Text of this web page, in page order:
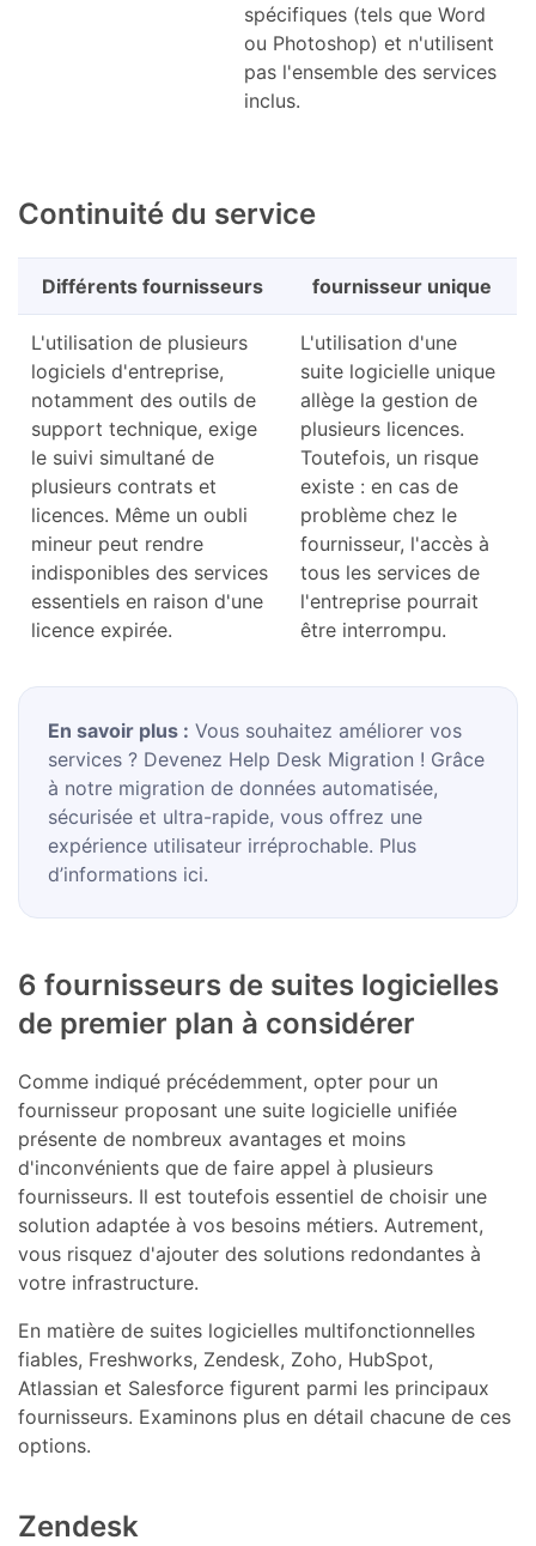
spécifiques (tels que Word
ou Photoshop) et n'utilisent
pas l'ensemble des services
inclus.
Continuité du service
Différents fournisseurs fournisseur unique
L'utilisation de plusieurs
logiciels d'entreprise,
notamment des outils de
support technique, exige
le suivi simultané de
plusieurs contrats et
licences. Même un oubli
mineur peut rendre
indisponibles des services
essentiels en raison d'une
licence expirée.
L'utilisation d'une
suite logicielle unique
allège la gestion de
plusieurs licences.
Toutefois, un risque
existe : en cas de
problème chez le
fournisseur, l'accès à
tous les services de
l'entreprise pourrait
être interrompu.
En savoir plus : Vous souhaitez améliorer vos
services ? Devenez Help Desk Migration ! Grâce
à notre migration de données automatisée,
sécurisée et ultra-rapide, vous offrez une
expérience utilisateur irréprochable. Plus
d’informations ici.
6 fournisseurs de suites logicielles
de premier plan à considérer
Comme indiqué précédemment, opter pour un
fournisseur proposant une suite logicielle unifiée
présente de nombreux avantages et moins
d'inconvénients que de faire appel à plusieurs
fournisseurs. Il est toutefois essentiel de choisir une
solution adaptée à vos besoins métiers. Autrement,
vous risquez d'ajouter des solutions redondantes à
votre infrastructure.
En matière de suites logicielles multifonctionnelles
fiables, Freshworks, Zendesk, Zoho, HubSpot,
Atlassian et Salesforce figurent parmi les principaux
fournisseurs. Examinons plus en détail chacune de ces
options.
Zendesk